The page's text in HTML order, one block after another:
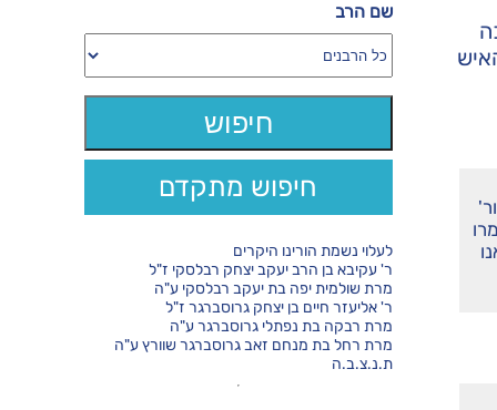
שם הרב
חיפוש מתקדם
לעלוי נשמת הורינו היקרים
ר' עקיבא בן הרב יעקב יצחק רבלסקי ז"ל
מרת שולמית יפה בת יעקב רבלסקי ע"ה
ר' אליעזר חיים בן יצחק גרוסברגר ז"ל
מרת רבקה בת נפתלי גרוסברגר ע"ה
מרת רחל בת מנחם זאב גרוסברגר שוורץ ע"ה
ת.נ.צ.ב.ה